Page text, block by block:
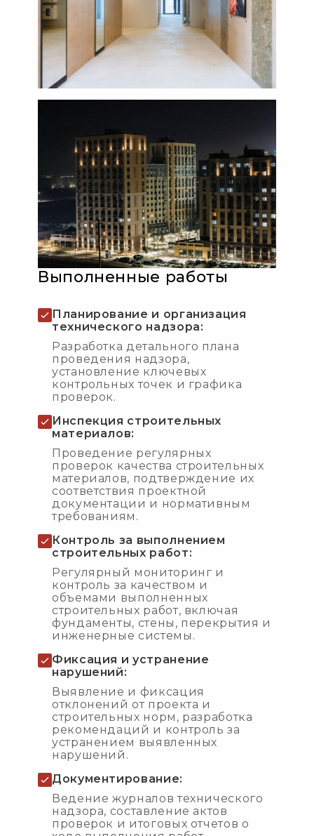
Выполненные работы
Планирование и организация
технического надзора:
Разработка детального плана
проведения надзора,
установление ключевых
контрольных точек и графика
проверок.
Инспекция строительных
материалов:
Проведение регулярных
проверок качества строительных
материалов, подтверждение их
соответствия проектной
документации и нормативным
требованиям.
Контроль за выполнением
строительных работ:
Регулярный мониторинг и
контроль за качеством и
объемами выполненных
строительных работ, включая
фундаменты, стены, перекрытия и
инженерные системы.
Фиксация и устранение
нарушений:
Выявление и фиксация
отклонений от проекта и
строительных норм, разработка
рекомендаций и контроль за
устранением выявленных
нарушений.
Документирование:
Ведение журналов технического
надзора, составление актов
проверок и итоговых отчетов о